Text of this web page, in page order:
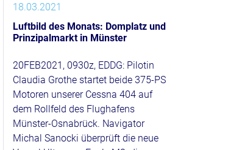
18.03.2021
Luftbild des Monats: Domplatz und
Prinzipalmarkt in Münster
20FEB2021, 0930z, EDDG: Pilotin
Claudia Grothe startet beide 375-PS
Motoren unserer Cessna 404 auf
dem Rollfeld des Flughafens
Münster-Osnabrück. Navigator
Michal Sanocki überprüft die neue